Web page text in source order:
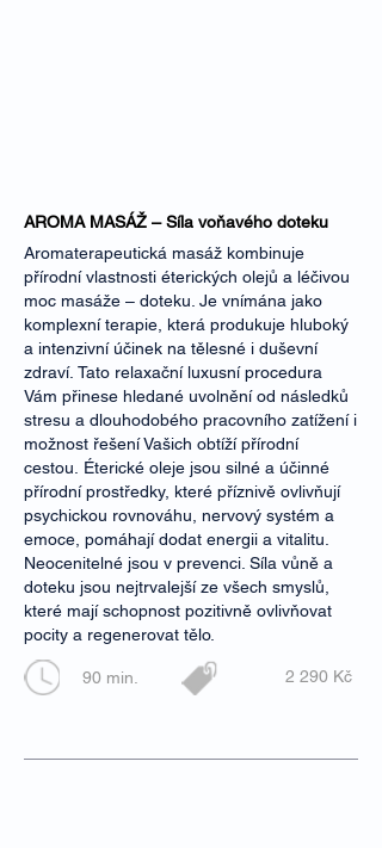
AROMA MASÁŽ – Síla voňavého doteku
Aromaterapeutická masáž kombinuje
přírodní vlastnosti éterických olejů a léčivou
moc masáže – doteku. Je vnímána jako
komplexní terapie, která produkuje hluboký
a intenzivní účinek na tělesné i duševní
zdraví. Tato relaxační luxusní procedura
Vám přinese hledané uvolnění od následků
stresu a dlouhodobého pracovního zatížení i
možnost řešení Vašich obtíží přírodní
cestou. Éterické oleje jsou silné a účinné
přírodní prostředky, které příznivě ovlivňují
psychickou rovnováhu, nervový systém a
emoce, pomáhají dodat energii a vitalitu.
Neocenitelné jsou v prevenci. Síla vůně a
doteku jsou nejtrvalejší ze všech smyslů,
které mají schopnost pozitivně ovlivňovat
pocity a regenerovat tělo.
90 min. 2 290 Kč